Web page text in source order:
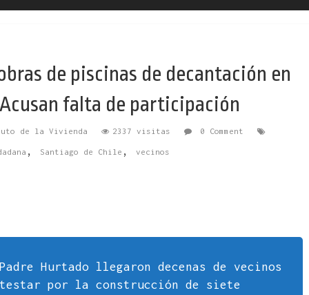
de piscinas de decantación en
falta de participación
de la Vivienda 2337 visitas 0 Comment
, Santiago de Chile , vecinos
Hurtado llegaron decenas de vecinos
por la construcción de siete